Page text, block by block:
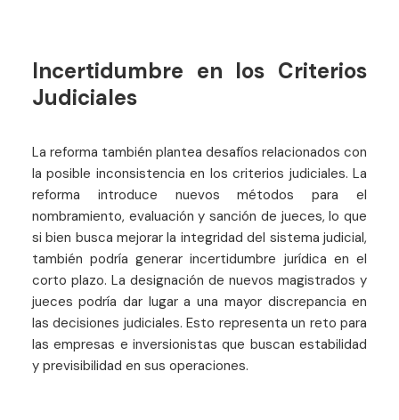
Incertidumbre en los Criterios
Judiciales
La reforma también plantea desafíos relacionados con
la posible inconsistencia en los criterios judiciales. La
reforma introduce nuevos métodos para el
nombramiento, evaluación y sanción de jueces, lo que
si bien busca mejorar la integridad del sistema judicial,
también podría generar incertidumbre jurídica en el
corto plazo. La designación de nuevos magistrados y
jueces podría dar lugar a una mayor discrepancia en
las decisiones judiciales. Esto representa un reto para
las empresas e inversionistas que buscan estabilidad
y previsibilidad en sus operaciones.